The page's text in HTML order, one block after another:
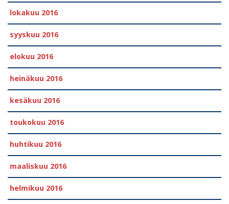
lokakuu 2016
syyskuu 2016
elokuu 2016
heinäkuu 2016
kesäkuu 2016
toukokuu 2016
huhtikuu 2016
maaliskuu 2016
helmikuu 2016